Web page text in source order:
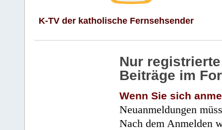
K-TV der katholische Fernsehsender
Nur
Beiträge im
Wenn Sie sich
Neuanmeldungen
Nach dem Anmelden